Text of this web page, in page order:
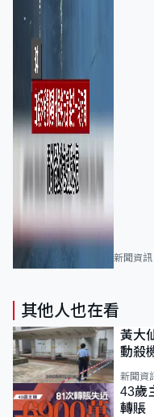
新聞資訊
其他人也在看
黃大
動殺
斃
新聞資
43歲
轉賬